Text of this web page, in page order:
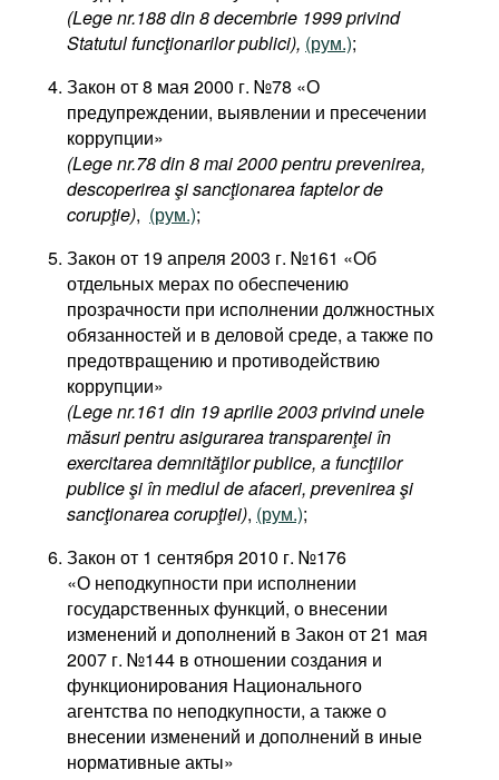
(Lege nr.188 din 8 decembrie 1999 privind
Statutul funcţionarilor publici), (рум.);
Закон от 8 мая 2000 г. №78 «О
предупреждении, выявлении и пресечении
коррупции»
(Lege nr.78 din 8 mai 2000 pentru prevenirea,
descoperirea şi sancţionarea faptelor de
corupţie), (рум.);
Закон от 19 апреля 2003 г. №161 «Об
отдельных мерах по обеспечению
прозрачности при исполнении должностных
обязанностей и в деловой среде, а также по
предотвращению и противодействию
коррупции»
(Lege nr.161 din 19 aprilie 2003 privind unele
măsuri pentru asigurarea transparenţei în
exercitarea demnităţilor publice, a funcţiilor
publice şi în mediul de afaceri, prevenirea şi
sancţionarea corupţiei), (рум.);
Закон от 1 сентября 2010 г. №176
«О неподкупности при исполнении
государственных функций, о внесении
изменений и дополнений в Закон от 21 мая
2007 г. №144 в отношении создания и
функционирования Национального
агентства по неподкупности, а также о
внесении изменений и дополнений в иные
нормативные акты»